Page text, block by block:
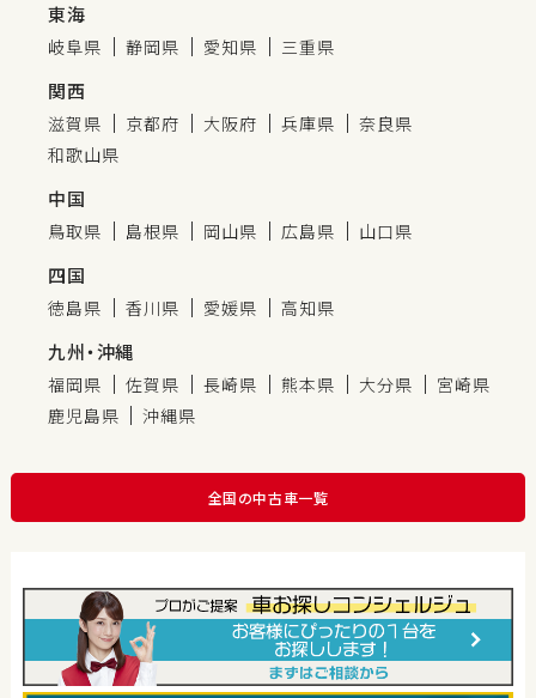
東海
岐阜県 静岡県 愛知県 三重県
関西
滋賀県 京都府 大阪府 兵庫県
奈良県
和歌山県
中国
鳥取県 島根県 岡山県 広島県 山口県
四国
徳島県 香川県 愛媛県 高知県
九州・沖縄
福岡県 佐賀県 長崎県 熊本県 大分県
宮崎県
鹿児島県
沖縄県
全国の中古車一覧